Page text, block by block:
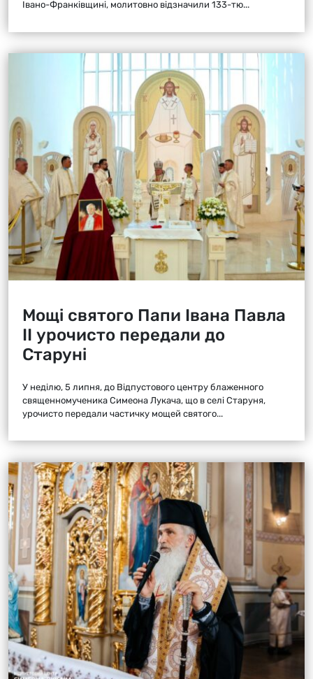
Івано-Франківщині, молитовно відзначили 133-тю...
Мощі святого Папи Івана Павла
ІІ урочисто передали до
Старуні
У неділю, 5 липня, до Відпустового центру блаженного
священномученика Симеона Лукача, що в селі Старуня,
урочисто передали частичку мощей святого...